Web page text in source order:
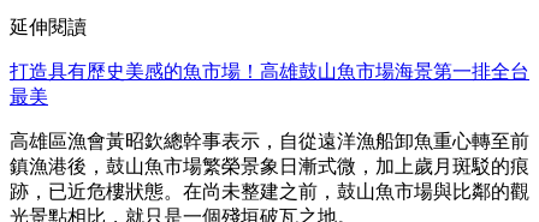
延伸閱讀
打造具有歷史美感的魚市場！高雄鼓山魚市場海景第一排全台
最美
高雄區漁會黃昭欽總幹事表示，自從遠洋漁船卸魚重心轉至前
鎮漁港後，鼓山魚市場繁榮景象日漸式微，加上歲月斑駁的痕
跡，已近危樓狀態。在尚未整建之前，鼓山魚市場與比鄰的觀
光景點相比，就只是一個殘垣破瓦之地。